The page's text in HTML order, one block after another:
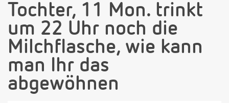
Tochter, 11 Mon. trinkt
um 22 Uhr noch die
Milchflasche, wie kann
man Ihr das
abgewöhnen